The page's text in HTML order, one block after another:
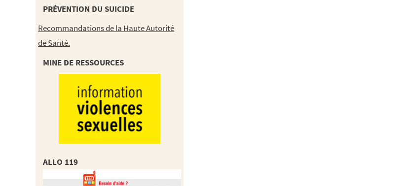
PRÉVENTION DU SUICIDE
Recommandations de la Haute Autorité
de Santé.
MINE DE RESSOURCES
ALLO 119